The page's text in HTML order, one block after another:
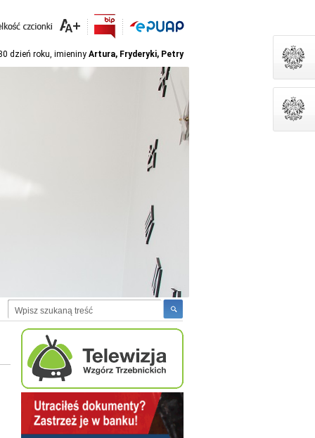
dzień roku, imieninyArtura, Fryderyki, Petry